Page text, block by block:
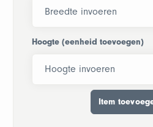
Hoogte (eenheid toevoegen)